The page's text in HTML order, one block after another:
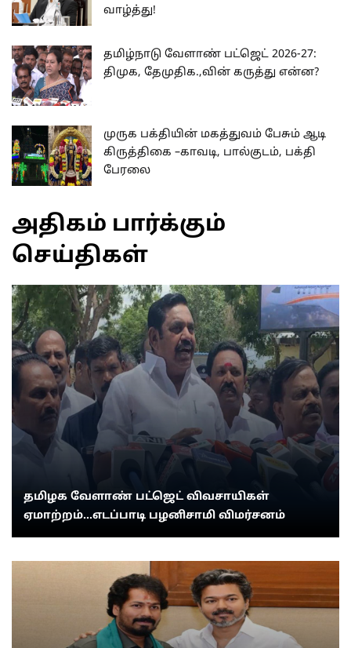
வாழ்த்து!
தமிழ்நாடு வேளாண் பட்ஜெட் 2026-27:
திமுக, தேமுதிக.,வின் கருத்து என்ன?
முருக பக்தியின் மகத்துவம் பேசும் ஆடி
கிருத்திகை –காவடி, பால்குடம், பக்தி
பேரலை
அதிகம் பார்க்கும்
செய்திகள்
தமிழக வேளாண் பட்ஜெட் விவசாயிகள்
ஏமாற்றம்...எடப்பாடி பழனிசாமி விமர்சனம்